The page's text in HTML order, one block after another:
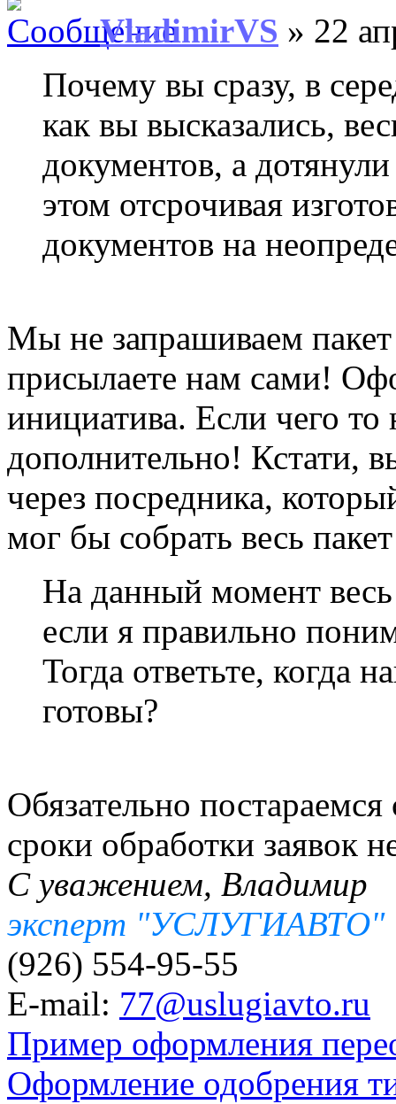
VladimirVS » 22
Почему вы сразу, в
как вы высказались,
документов, а
этом отсрочивая
документов на
Мы не запрашиваем
присылаете нам сами!
инициатива. Если чего то
дополнительно! Кстати,
через посредника,
мог бы собрать весь
На данный момент весь
если я правильно
Тогда ответьте, когда
готовы?
Обязательно
сроки обработки заявок
С уважением, Владимир
эксперт "УСЛУГИАВТО"
(926) 554-95-55
E-mail: 77@uslugiavto.ru
Пример оформления
Оформление одобрения